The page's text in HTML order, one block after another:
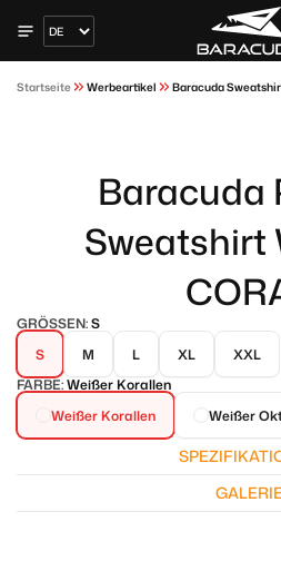
Startseite Werbeartikel Baracuda
Baracuda
Sweatshirt
GRÖSSEN:S
S
M L XL
XXL
FARBE:Weißer Korallen
Weißer Korallen
Weißer